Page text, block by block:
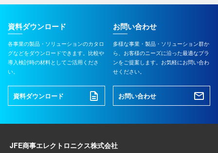
資料ダウンロード
各事業の製品・ソリューションのカタロ
グなどをダウンロードできます。比較や
導入検討時の材料としてご活用くださ
い。
資料ダウンロード
お問い合わせ
多様な事業・製品・ソリューション群か
ら、お客様のニーズに沿った最適なプラ
ンをご提案します。お気軽にお問い合わ
せください。
お問い合わせ
JFE商事エレクトロニクス株式会社